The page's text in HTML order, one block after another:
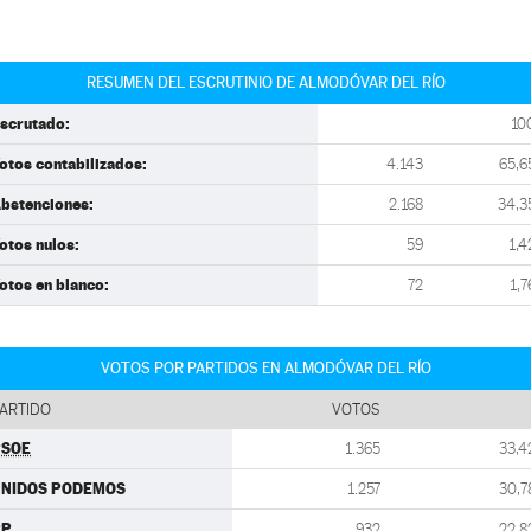
RESUMEN DEL ESCRUTINIO DE ALMODÓVAR DEL RÍO
contabilizados: 4.143
2.168
nulos: 59
en blanco: 72
VOTOS POR PARTIDOS EN ALMODÓVAR DEL RÍO
VOTOS
1.365
PODEMOS 1.257